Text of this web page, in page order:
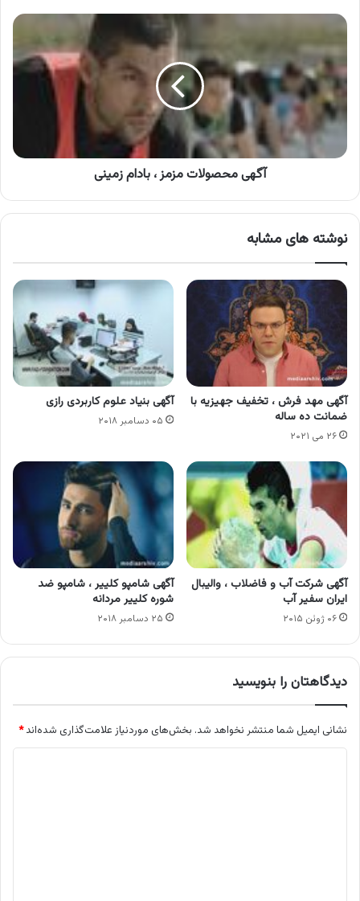
آگهی
مزمز
،
بادام
زمینی
آگهی محصولات مزمز ، بادام زمینی
نوشته های مشابه
آگهی مهد فرش ، تخفیف جهیزیه با
ضمانت ده ساله
۲۶ می ۲۰۲۱
آگهی بنیاد علوم کاربردی رازی
۰۵ دسامبر ۲۰۱۸
آگهی شرکت آب و فاضلاب ، والیبال
ایران سفیر آب
۰۶ ژوئن ۲۰۱۵
آگهی شامپو کلییر ، شامپو ضد
شوره کلییر مردانه
۲۵ دسامبر ۲۰۱۸
دیدگاهتان را بنویسید
نشانی ایمیل شما منتشر نخواهد شد. بخش‌های موردنیاز علامت‌گذاری شده‌اند*